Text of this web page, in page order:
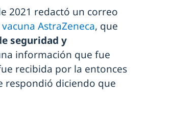
2021 redactó un correo
vacuna AstraZeneca, que
seguridad y
información que fue
recibida por la entonces
respondió diciendo que